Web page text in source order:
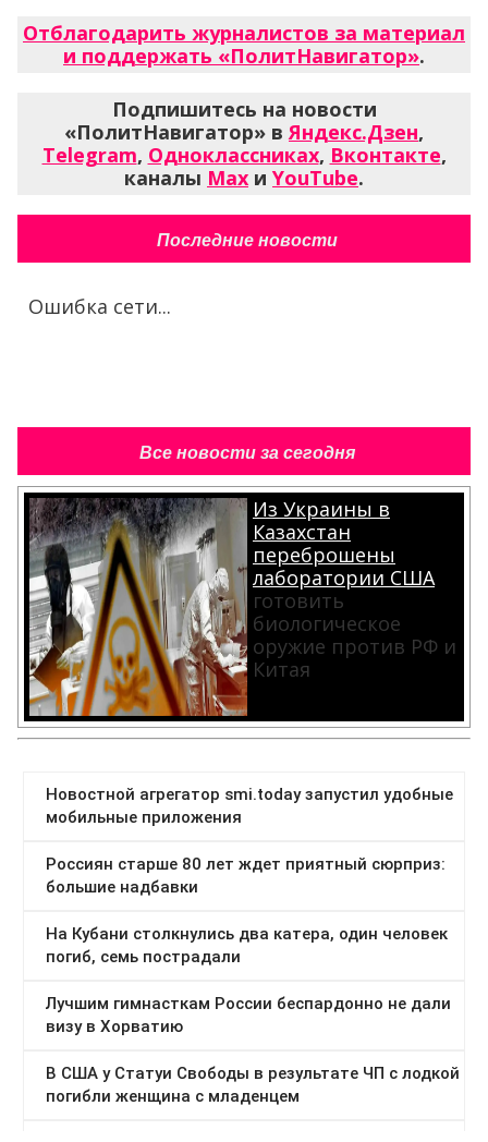
Отблагодарить журналистов за материал
и поддержать «ПолитНавигатор».
Подпишитесь на новости
«ПолитНавигатор» вЯндекс.Дзен,
Telegram, Одноклассниках, Вконтакте,
каналы Max и YouTube.
Последние новости
Ошибка сети...
Все новости за сегодня
Из Украины в
Казахстан
переброшены
лаборатории США
готовить
биологическое
оружие против РФ и
Китая